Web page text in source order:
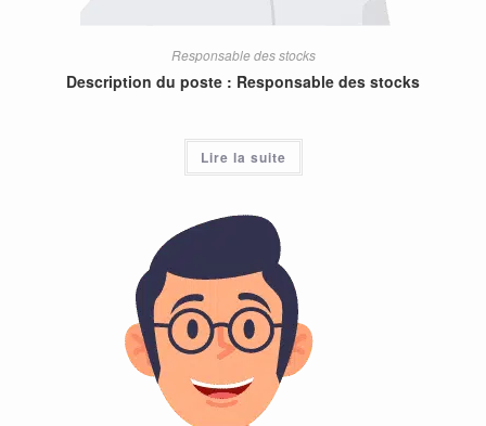
Responsable des stocks
Description du poste : Responsable des stocks
Lire la suite